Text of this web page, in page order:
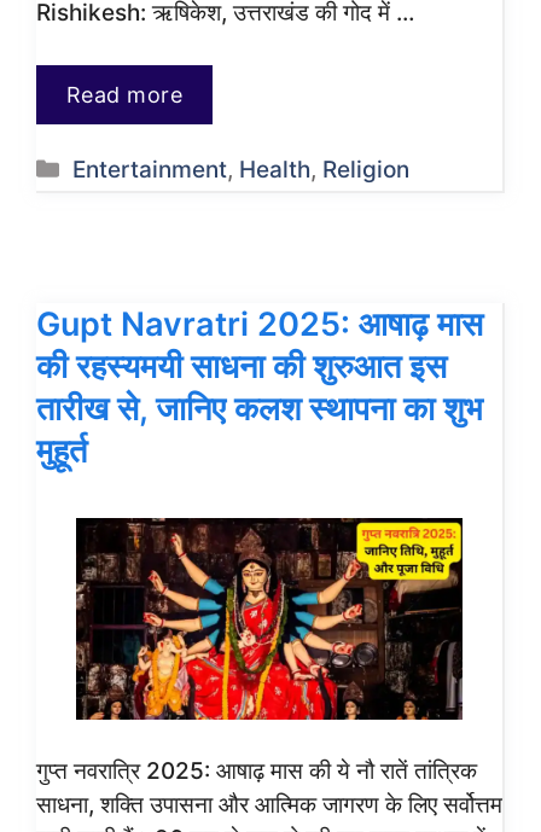
Rishikesh: ऋषिकेश, उत्तराखंड की गोद में …
Read more
Categories
Entertainment, Health, Religion
Gupt Navratri 2025: आषाढ़ मास
की रहस्यमयी साधना की शुरुआत इस
तारीख से, जानिए कलश स्थापना का शुभ
मुहूर्त
गुप्त नवरात्रि 2025: आषाढ़ मास की ये नौ रातें तांत्रिक
साधना, शक्ति उपासना और आत्मिक जागरण के लिए सर्वोत्तम